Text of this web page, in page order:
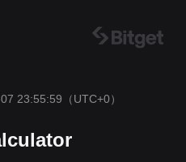
23:55:59 （UTC+0）